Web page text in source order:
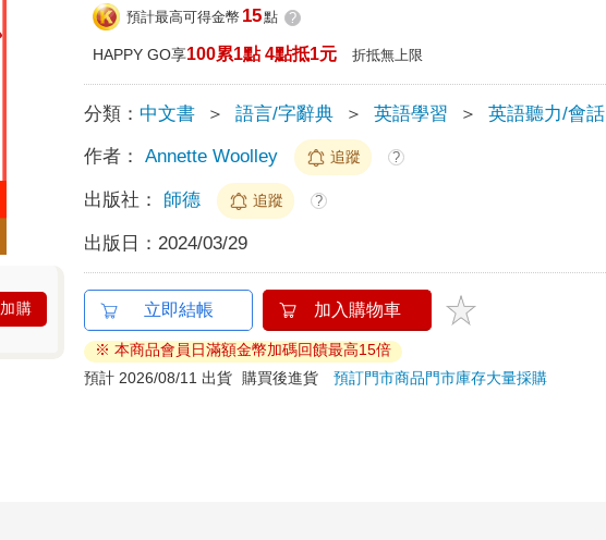
加購
預計最高可得金幣 15點 ?
HAPPY GO享100累1點 4點抵1元 折抵無上限
分類： 中文書 ＞ 語言/字辭典 ＞ 英語學習 ＞ 英語聽力/會話
作者： Annette Woolley 追蹤 ?
出版社： 師德 追蹤 ?
出版日： 2024/03/29
立即結帳 加入購物車
※ 本商品會員日滿額金幣加碼回饋最高15倍
預計 2026/08/11 出貨
購買後進貨預訂門市商品門市庫存大量採購